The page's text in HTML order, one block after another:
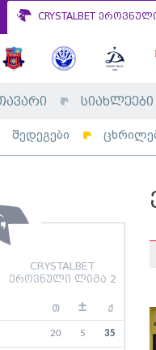
CRYSTALBET
სიახლეები
შედეგები
CRYSTALBET
ეროვნული ლიგა 2
თ ± ქ
20 5 35